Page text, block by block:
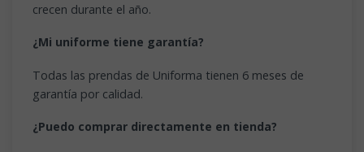
crecen durante el año.
¿Mi uniforme tiene garantía?
Todas las prendas de Uniforma tienen 6 meses de
garantía por calidad.
¿Puedo comprar directamente en tienda?